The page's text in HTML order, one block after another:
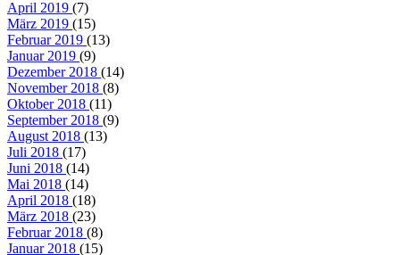
April 2019 (7)
März 2019 (15)
Februar 2019 (13)
Januar 2019 (9)
Dezember 2018 (14)
November 2018 (8)
Oktober 2018 (11)
September 2018 (9)
August 2018 (13)
Juli 2018 (17)
Juni 2018 (14)
Mai 2018 (14)
April 2018 (18)
März 2018 (23)
Februar 2018 (8)
Januar 2018 (15)